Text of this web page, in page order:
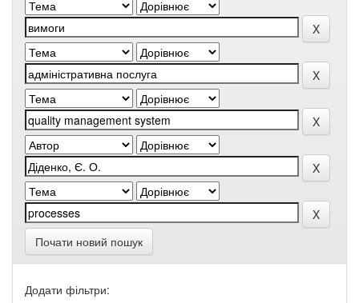
Почати новий пошук
Додати фільтри: